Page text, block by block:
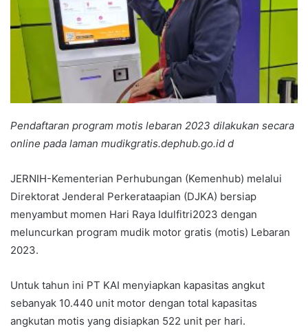
Pendaftaran program motis lebaran 2023 dilakukan secara
online pada laman mudikgratis.dephub.go.id d
JERNIH-Kementerian Perhubungan (Kemenhub) melalui
Direktorat Jenderal Perkerataapian (DJKA) bersiap
menyambut momen Hari Raya Idulfitri2023 dengan
meluncurkan program mudik motor gratis (motis) Lebaran
2023.
Untuk tahun ini PT KAI menyiapkan kapasitas angkut
sebanyak 10.440 unit motor dengan total kapasitas
angkutan motis yang disiapkan 522 unit per hari.